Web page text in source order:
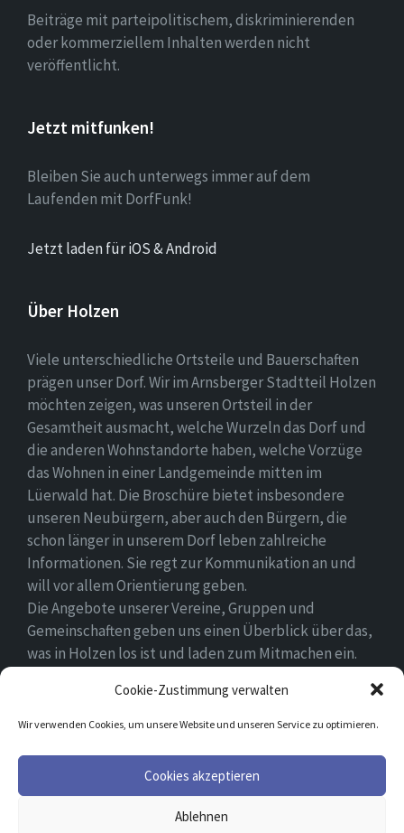
Cookie-Zustimmung verwalten
Wir verwenden Cookies, um unsere Website und unseren Service zu optimieren.
Cookies akzeptieren
Ablehnen
Beiträge mit parteipolitischem, diskriminierenden
oder kommerziellem Inhalten werden nicht
veröffentlicht.
Jetzt mitfunken!
Bleiben Sie auch unterwegs immer auf dem
Laufenden mit DorfFunk!
Jetzt laden für iOS & Android
Über Holzen
Viele unterschiedliche Ortsteile und Bauerschaften
prägen unser Dorf. Wir im Arnsberger Stadtteil Holzen
möchten zeigen, was unseren Ortsteil in der
Gesamtheit ausmacht, welche Wurzeln das Dorf und
die anderen Wohnstandorte haben, welche Vorzüge
das Wohnen in einer Landgemeinde mitten im
Lüerwald hat. Die Broschüre bietet insbesondere
unseren Neubürgern, aber auch den Bürgern, die
schon länger in unserem Dorf leben zahlreiche
Informationen. Sie regt zur Kommunikation an und
will vor allem Orientierung geben.
Die Angebote unserer Vereine, Gruppen und
Gemeinschaften geben uns einen Überblick über das,
was in Holzen los ist und laden zum Mitmachen ein.
und hoffen, dass sie sich in ihrem Umfeld wohlfühlen.
Facebook